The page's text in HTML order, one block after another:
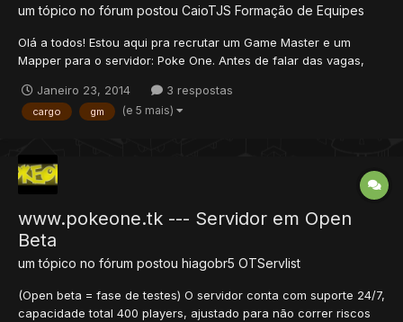
um tópico no fórum postou CaioTJS Formação de Equipes
Olá a todos! Estou aqui pra recrutar um Game Master e um
Mapper para o servidor: Poke One. Antes de falar das vagas,
que se iniciou por volta de outubro do ano passado, e aos
poucos fomos fazendo upgrades e modificações, que nos fize...
Janeiro 23, 2014 3 respostas
cargo gm (e 5 mais)
www.pokeone.tk --- Servidor em Open
Beta
um tópico no fórum postou hiagobr5 OTServlist
(Open beta = fase de testes) O servidor conta com suporte 24/7,
capacidade total 400 players, ajustado para não correr riscos